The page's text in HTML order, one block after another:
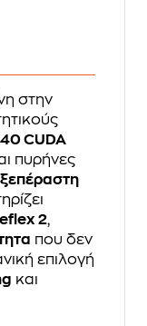
στην
CUDA
πυρήνες
2,
που δεν
επιλογή
και